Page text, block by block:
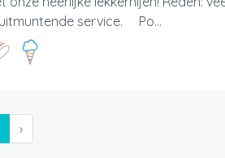
service. Po...
›